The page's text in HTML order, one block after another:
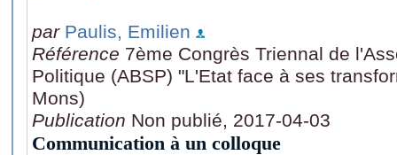
par Paulis, Emilien
Référence 7ème Congrès Triennal de
Politique (ABSP) "L'Etat face à ses
Mons)
Publication Non publié, 2017-04-03
Communication à un colloque